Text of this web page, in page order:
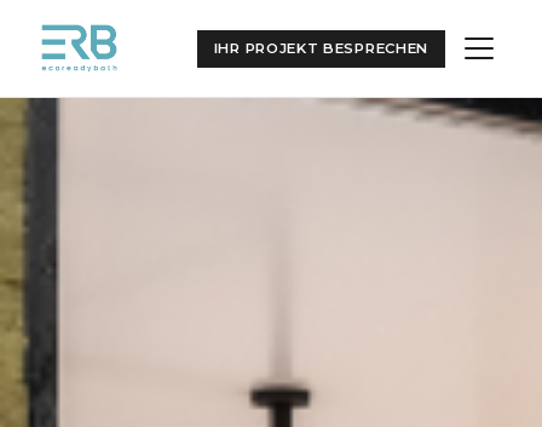
IHR PROJEKT BESPRECHEN